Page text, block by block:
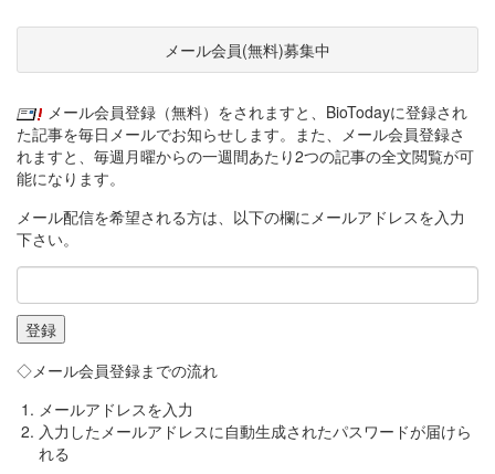
メール会員(無料)募集中
メール会員登録（無料）をされますと、BioTodayに登録され
た記事を毎日メールでお知らせします。また、メール会員登録さ
れますと、毎週月曜からの一週間あたり2つの記事の全文閲覧が可
能になります。
メール配信を希望される方は、以下の欄にメールアドレスを入力
下さい。
◇メール会員登録までの流れ
メールアドレスを入力
入力したメールアドレスに自動生成されたパスワードが届けら
れる